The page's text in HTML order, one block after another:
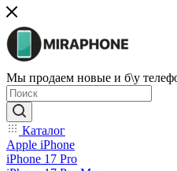
Мы продаем новые и б\у
Каталог
Apple iPhone
iPhone 17 Pro